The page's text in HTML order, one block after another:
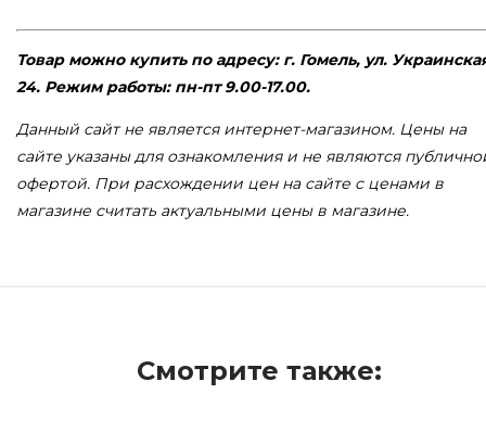
Товар можно купить по адресу: г. Гомель, ул.
24. Режим работы: пн-пт 9.00-17.00.
Данный сайт не является интернет-магазином. Цены на
сайте указаны для ознакомления и не являются
офертой. При расхождении цен на сайте с ценами в
магазине считать актуальными цены в магазине.
Смотрите также: